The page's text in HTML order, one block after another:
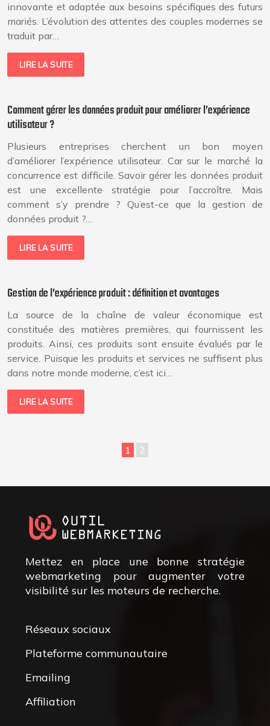
innovante et adaptée aux besoins spécifiques des futurs
mariés. L’évolution des attentes des couples modernes se
traduit par…
LIRE LA SUITE
Comment gérer les données produit pour améliorer l’expérience
utilisateur ?
Plusieurs entreprises cherchent un bon moyen
d’améliorer l’expérience utilisateur. Car sur le marché la
concurrence est difficile. Savoir gérer les données produit
est une excellente stratégie pour l’accroître. Mais
comment s’y prendre ? Qu’est-ce que la gestion de
données produit ?…
LIRE LA SUITE
Gestion de l’expérience produit : définition et avantages
La source de la chaîne de valeur économique est
constituée des matières premières, qui fournissent les
produits. Ainsi, ces produits sont ensuite évalués par le
service. Puisque les produits et services ne suffisent plus
dans notre monde moderne, c’est ici…
LIRE LA SUITE
1 2
Mettez en place une bonne stratégie
webmarketing pour augmenter votre
visibilité sur les moteurs de recherche.
Réseaux sociaux
Plateforme communautaire
Emailing
Affiliation